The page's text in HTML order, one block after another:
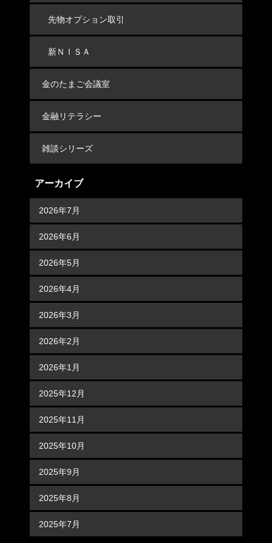
先物オプション取引
新ＮＩＳＡ
金のたまご会議室
金融リテラシー
雑談シリーズ
アーカイブ
2026年7月
2026年6月
2026年5月
2026年4月
2026年3月
2026年2月
2026年1月
2025年12月
2025年11月
2025年10月
2025年9月
2025年8月
2025年7月